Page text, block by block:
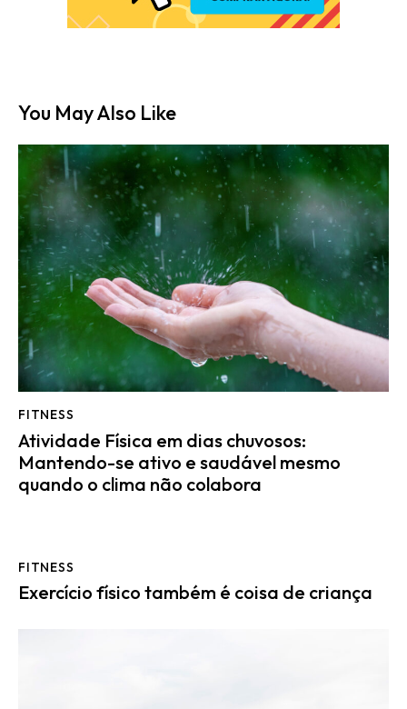
You May Also Like
FITNESS
Atividade Física em dias chuvosos:
Mantendo-se ativo e saudável mesmo
quando o clima não colabora
FITNESS
Exercício físico também é coisa de criança